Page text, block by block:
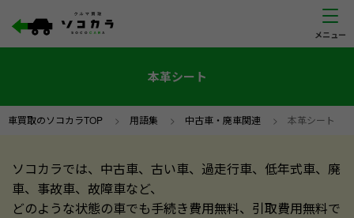
本革シート
車買取のソコカラTOP > 用語集 > 中古車・廃車関連 > 本革シート
ソコカラでは、中古車、古い車、過走行車、低年式車、廃
車、事故車、故障車など、
どのような状態の車でも手続き費用無料、引取費用無料で